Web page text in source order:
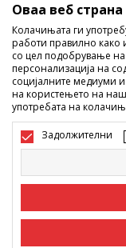
Не е дозволено
интернет
однесува на логоа,
истите да се
се користат за било
Настојуваме да
фотографијата и
сите информации
дека мораат да се
производите може да
Оваа веб
Колачињата ги
работи правилно како
со цел подобрување
персонализација на
социјалните медиуми
на користењето на
употребата на
Задолжителни